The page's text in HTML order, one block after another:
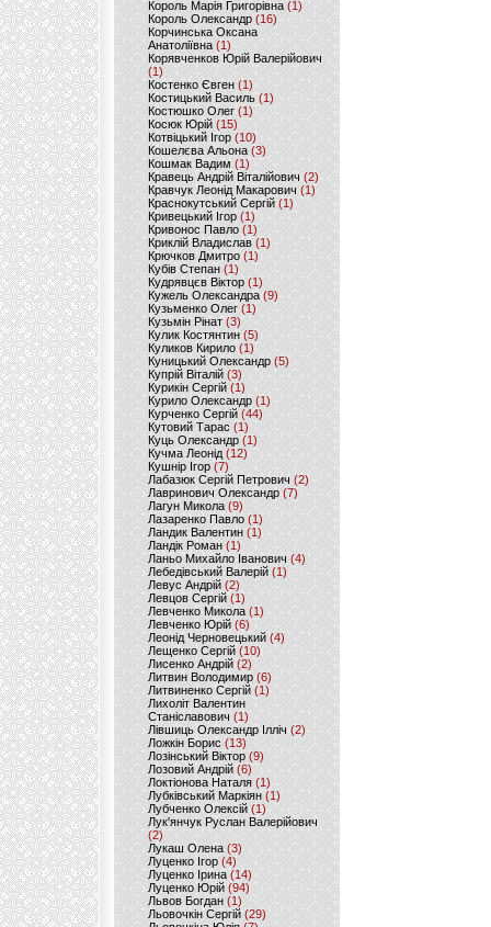
Король Марія Григорівна (1)
Король Олександр (16)
Корчинська Оксана
Анатоліївна (1)
Корявченков Юрій Валерійович
(1)
Костенко Євген (1)
Костицький Василь (1)
Костюшко Олег (1)
Косюк Юрій (15)
Котвіцький Ігор (10)
Кошелєва Альона(3)
Кошмак Вадим (1)
Кравець Андрій Віталійович (2)
Кравчук Леонід Макарович (1)
Краснокутський Сергій (1)
Кривецький Ігор (1)
Кривонос Павло (1)
Криклій Владислав (1)
Крючков Дмитро(1)
Кубів Степан(1)
Кудрявцєв Віктор (1)
Кужель Олександра (9)
Кузьменко Олег (1)
Кузьмін Рінат(3)
Кулик Костянтин(5)
Куликов Кирило (1)
Куницький Олександр (5)
Купрій Віталій (3)
Курикін Сергій(1)
Курило Олександр (1)
Курченко Сергій (44)
Кутовий Тарас (1)
Куць Олександр (1)
Кучма Леонід (12)
Кушнір Ігор(7)
Лабазюк Сергій Петрович (2)
Лавринович Олександр(7)
Лагун Микола(9)
Лазаренко Павло (1)
Ландик Валентин (1)
Ландік Роман (1)
Ланьо Михайло Іванович(4)
Лебедівський Валерій(1)
Левус Андрій(2)
Левцов Сергій (1)
Левченко Микола (1)
Левченко Юрій (6)
Леонід Черновецький (4)
Лещенко Сергій (10)
Лисенко Андрій (2)
Литвин Володимир (6)
Литвиненко Сергій (1)
Лихоліт Валентин
Станіславович (1)
Лівшиць Олександр Ілліч (2)
Ложкін Борис(13)
Лозінський Віктор(9)
Лозовий Андрій (6)
Локтіонова Наталя (1)
Лубківський Маркіян(1)
Лубченко Олексій (1)
Лук'янчук Руслан Валерійович
(2)
Лукаш Олена (3)
Луценко Ігор (4)
Луценко Ірина (14)
Луценко Юрій (94)
Львов Богдан (1)
Льовочкін Сергій (29)